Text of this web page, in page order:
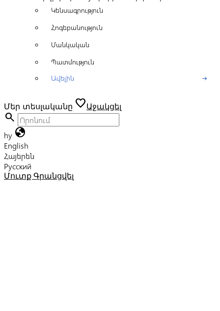
Կենսագրություն
Հոգեբանություն
Մանկական
Պատմություն
Ավելին
arrow_right_alt
Մեր տեսլականը favoriteԱջակցել
search
hy globe
English
Հայերեն
Русский
Մուտք Գրանցվել